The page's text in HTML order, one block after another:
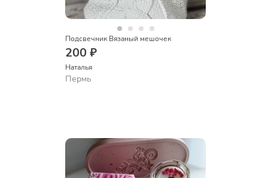
Подсвечник Вязаный мешочек
200 ₽
Наталья
Пермь